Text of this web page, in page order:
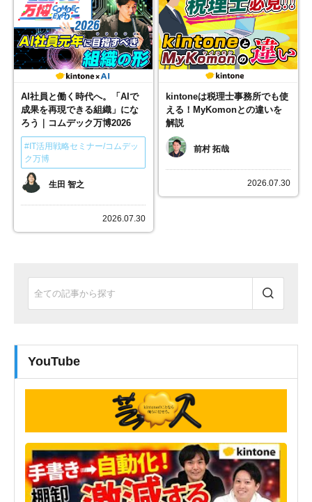
AI社員と働く時代へ。「AIで
成果を再現できる組織」にな
ろう｜コムデック万博2026
#IT活用戦略セミナー/コムデッ
ク万博
生田 智之
2026.07.30
kintoneは税理士事務所でも使
える！MyKomonとの違いを
解説
前村 拓哉
2026.07.30
YouTube